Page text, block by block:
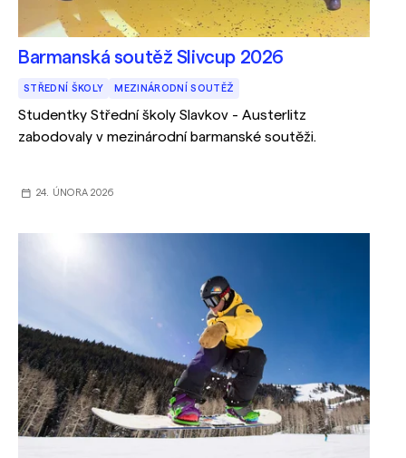
Barmanská soutěž Slivcup 2026
STŘEDNÍ ŠKOLY MEZINÁRODNÍ SOUTĚŽ
Studentky Střední školy Slavkov - Austerlitz
zabodovaly v mezinárodní barmanské soutěži.
24. ÚNORA 2026